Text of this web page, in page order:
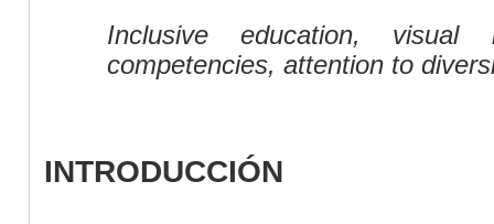
Inclusive education, visual
competencies, attention to
INTRODUCCIÓN